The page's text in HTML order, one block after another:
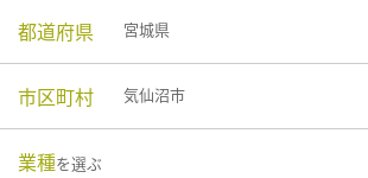
都道府県 宮城県
市区町村 気仙沼市
業種を選ぶ